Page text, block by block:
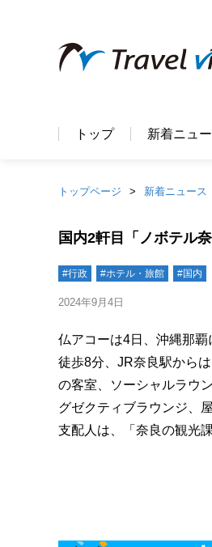
トップ 新着ニュ
トップページ 新着ニュース
国内2軒目「ノボテル
#行政 #ホテル・旅館 #国内
2024年9月4日
仏アコーは4日、沖縄那
徒歩8分、JR奈良駅から
の客室、ソーシャルラウ
グゼクティブラウンジ、
支配人は、「奈良の観光